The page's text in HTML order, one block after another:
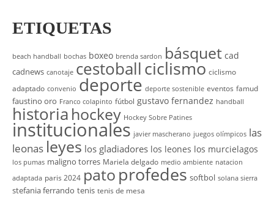
ETIQUETAS
beach handball bochas boxeo brenda sardon básquet cad
cadnews canotaje cestoballciclismo ciclismo
adaptado convenio deporte deporte sostenible eventos famud
faustino oro Franco colapinto fútbol gustavo fernandez handball
historia hockey Hockey Sobre Patines
institucionales javier mascherano juegos olímpicos las
leonas leyes los gladiadores los leones los murcielagos
los pumas maligno torres Mariela delgado medio ambiente natacion
adaptada paris 2024 pato profedes softbol solana sierra
stefania ferrando tenis tenis de mesa